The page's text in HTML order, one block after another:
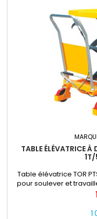
TABLE ÉLÉVATRICE
Table élévatrice TOR
pour soulever et
convenable pour
1